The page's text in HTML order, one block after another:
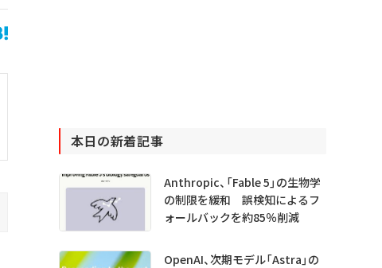
本日の新着記事
Anthropic、「Fable 5」の生物学
の制限を緩和 誤検知によるフ
ォールバックを約85％削減
OpenAI、次期モデル「Astra」の